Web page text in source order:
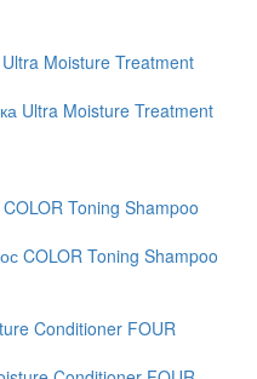
Moisture Treatment
Toning Shampoo
Conditioner FOUR